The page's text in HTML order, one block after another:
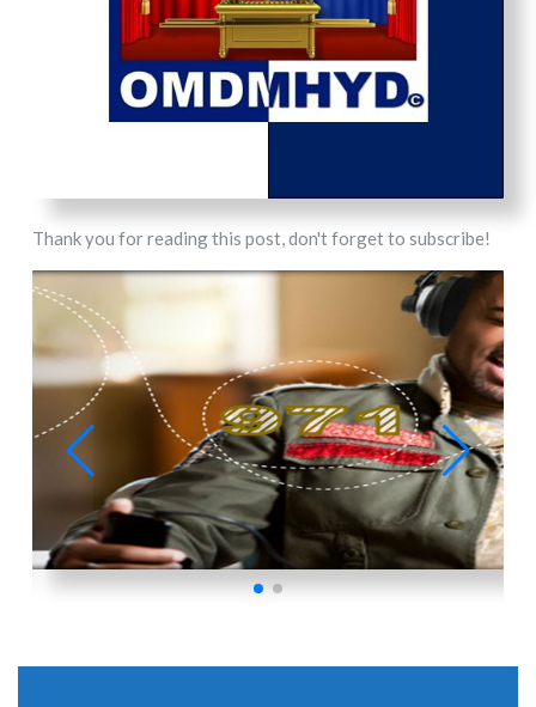
Thank you for reading this post, don't forget to subscribe!